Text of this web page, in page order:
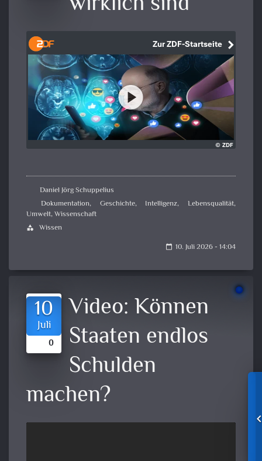
Daniel Jörg Schuppelius
Dokumentation, Geschichte, Intelligenz,Lebensqualität,
Umwelt,Wissenschaft
category Wissen
calendar_today 10. Juli 2026 - 14:04
10
Juli
0
Video: Können
Staaten endlos
Schulden
machen?